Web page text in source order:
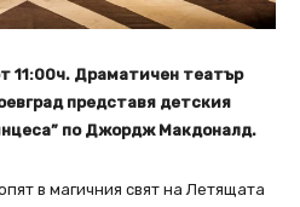
11:00ч. Драматичен театър
представя детския
по Джордж Макдоналд.
в магичния свят на Летящата